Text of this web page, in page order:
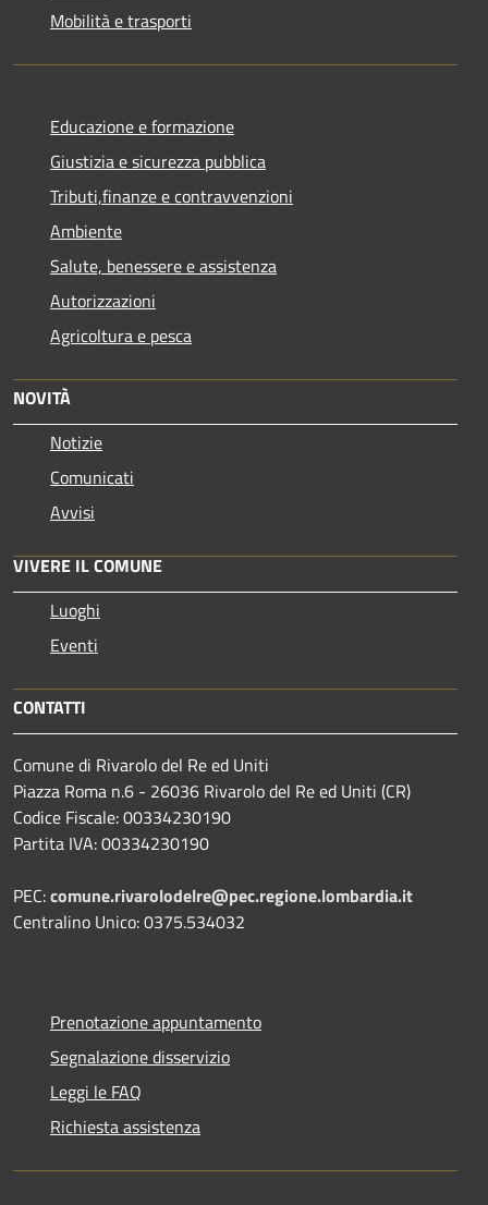
Mobilità e trasporti
Educazione e formazione
Giustizia e sicurezza pubblica
Tributi,finanze e contravvenzioni
Ambiente
Salute, benessere e assistenza
Autorizzazioni
Agricoltura e pesca
NOVITÀ
Notizie
Comunicati
Avvisi
VIVERE IL COMUNE
Luoghi
Eventi
CONTATTI
Comune di Rivarolo del Re ed Uniti
Piazza Roma n.6 - 26036 Rivarolo del Re ed Uniti (CR)
Codice Fiscale: 00334230190
Partita IVA: 00334230190
PEC:comune.rivarolodelre@pec.regione.lombardia.it
Centralino Unico: 0375.534032
Prenotazione appuntamento
Segnalazione disservizio
Leggi le FAQ
Richiesta assistenza